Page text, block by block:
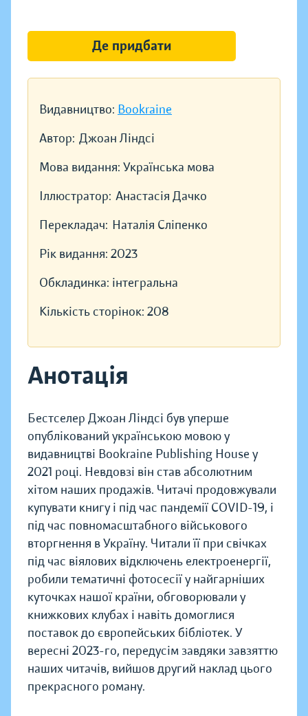
Видавництво: Bookraine
Автор: Джоан Ліндсі
Мова видання: Українська мова
Іллюстратор: Анастасія Дачко
Перекладач: Наталія Сліпенко
Рік видання: 2023
Обкладинка: інтегральна
Кількість сторінок: 208
Анотація
Бестселер Джоан Ліндсі був уперше
опублікований українською мовою у
видавництві Bookraine Publishing House у
2021 році. Невдовзі він став абсолютним
хітом наших продажів. Читачі продовжували
купувати книгу і під час пандемії COVID-19, і
під час повномасштабного військового
вторгнення в Україну. Читали її при свічках
під час віялових відключень електроенергії,
робили тематичні фотосесії у найгарніших
куточках нашої країни, обговорювали у
книжкових клубах і навіть домоглися
поставок до європейських бібліотек. У
вересні 2023-го, передусім завдяки завзяттю
наших читачів, вийшов другий наклад цього
прекрасного роману.
Де придбати